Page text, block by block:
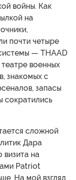
войны. Как
на
почти четыре
— THAAD
военных
знакомых с
запасы
сократились
сложной
Дара
визита на
Patriot
На мой взгляд,